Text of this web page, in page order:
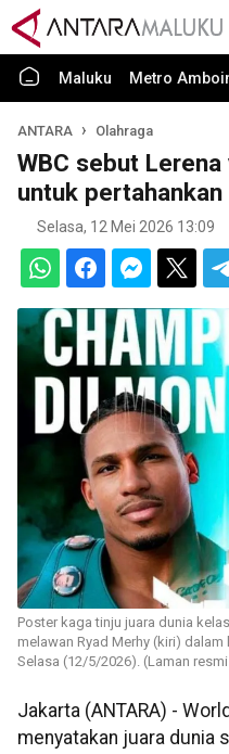
Maluku Metro
ANTARA Olahraga
WBC sebut
untuk pertahankan
Selasa, 12 Mei 2026 13:09
Poster kaga tinju juara dunia
melawan Ryad Merhy (kiri)
Selasa (12/5/2026). (Laman resmi
Jakarta (ANTARA) -
menyatakan juara dunia